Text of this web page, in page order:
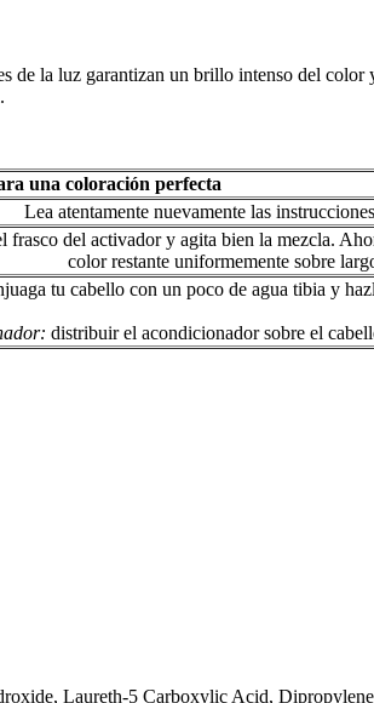
de la luz garantizan un brillo intenso del
una coloración perfecta
Lea atentamente nuevamente las
frasco del activador y agita bien la mezcla.
color restante uniformemente sobre
tu cabello con un poco de agua tibia y
distribuir el acondicionador sobre el
Laureth-5 Carboxylic Acid,